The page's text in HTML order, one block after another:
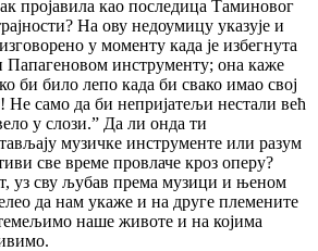
пројавила као последица Таминовог
На ову недоумицу указује и
у моменту када је избегнута
Папагеновом инструменту; она каже
би било лепо када би свако имао свој
! Не само да би непријатељи нестали већ
у слози.” Да ли онда ти
музичке инструменте или разум
све време провлаче кроз оперу?
уз сву љубав према музици и њеном
да нам укаже и на друге племените
наше животе и на којима